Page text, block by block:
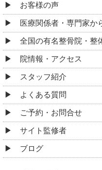
お客様の声
医療関係者・専門家か
全国の有名整骨院・整
院情報・アクセス
スタッフ紹介
よくある質問
ご予約・お問合せ
サイト監修者
ブログ